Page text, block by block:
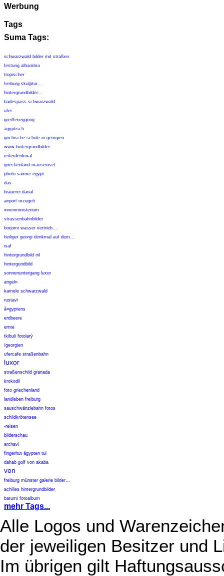
Werbung
Tags
Suma Tags:
schwarzwald bilder mit straßen
festung alhambra
tropischer
freiburg skulptur...
hintergrundbilder...
badespass schwarzwald
ufer
greiffeneggring
ägyptisch
grichische schule in georgien
www.hintergrundbilder
reiterdenkmal
griechenland mäuseinsel
photo sairme egypt
das
brauerei darial
airport orzugeti
innenministerium
strassenbahnbilder
borjomi wasser vertrieb...
heiliger georgi denkmal auf dem...
isaf
hintergrundbild nil
hintergundbild
sonnenuntergang luxor
angeln
kamele schwarzwald
rustavi
ã¤gyptens
erdbeere
ernte
tkibuli fotolarý
/georgien
ufercafe straßenbahn
luxor
straßenschild granada
krokodil
foto griechenland
landleben freiburg
sauschwänzlebahn fotos
schildkrötensee
-reisen
bilderschau
archavi
fingerhut ägypten tui
dahab golf von akaba
von
freiburg münster galerie bilder...
achilles hintergrundbilder
batumi fotoalbum
mehr Tags...
Alle Logos und
der jeweiligen Besitzer und
Im übrigen gilt